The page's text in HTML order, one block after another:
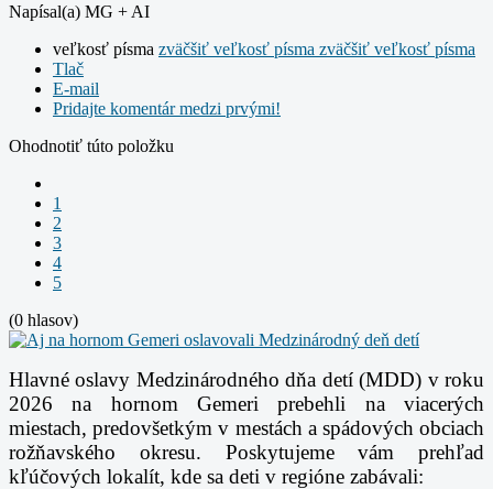
Napísal(a) MG + AI
veľkosť písma zväčšiť veľkosť písma zväčšiť veľkosť písma
Tlač
E-mail
Pridajte komentár medzi prvými!
Ohodnotiť túto položku
1
2
3
4
5
(0 hlasov)
Hlavné oslavy Medzinárodného dňa detí (MDD) v roku
2026 na hornom Gemeri prebehli na viacerých
miestach, predovšetkým v mestách a spádových obciach
rožňavského okresu. Poskytujeme vám prehľad
kľúčových lokalít, kde sa deti v regióne zabávali: